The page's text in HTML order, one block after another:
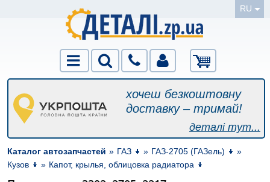
RU
хочеш безкоштовну
доставку – тримай!
деталі тут...
Каталог автозапчастей » ГАЗ » ГАЗ-2705 (ГАЗель)
»
Кузов
» Капот, крылья, облицовка радиатора